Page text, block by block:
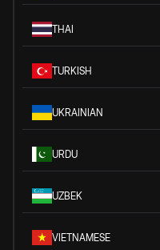
THAI
TURKISH
UKRAINIAN
URDU
UZBEK
VIETNAMESE